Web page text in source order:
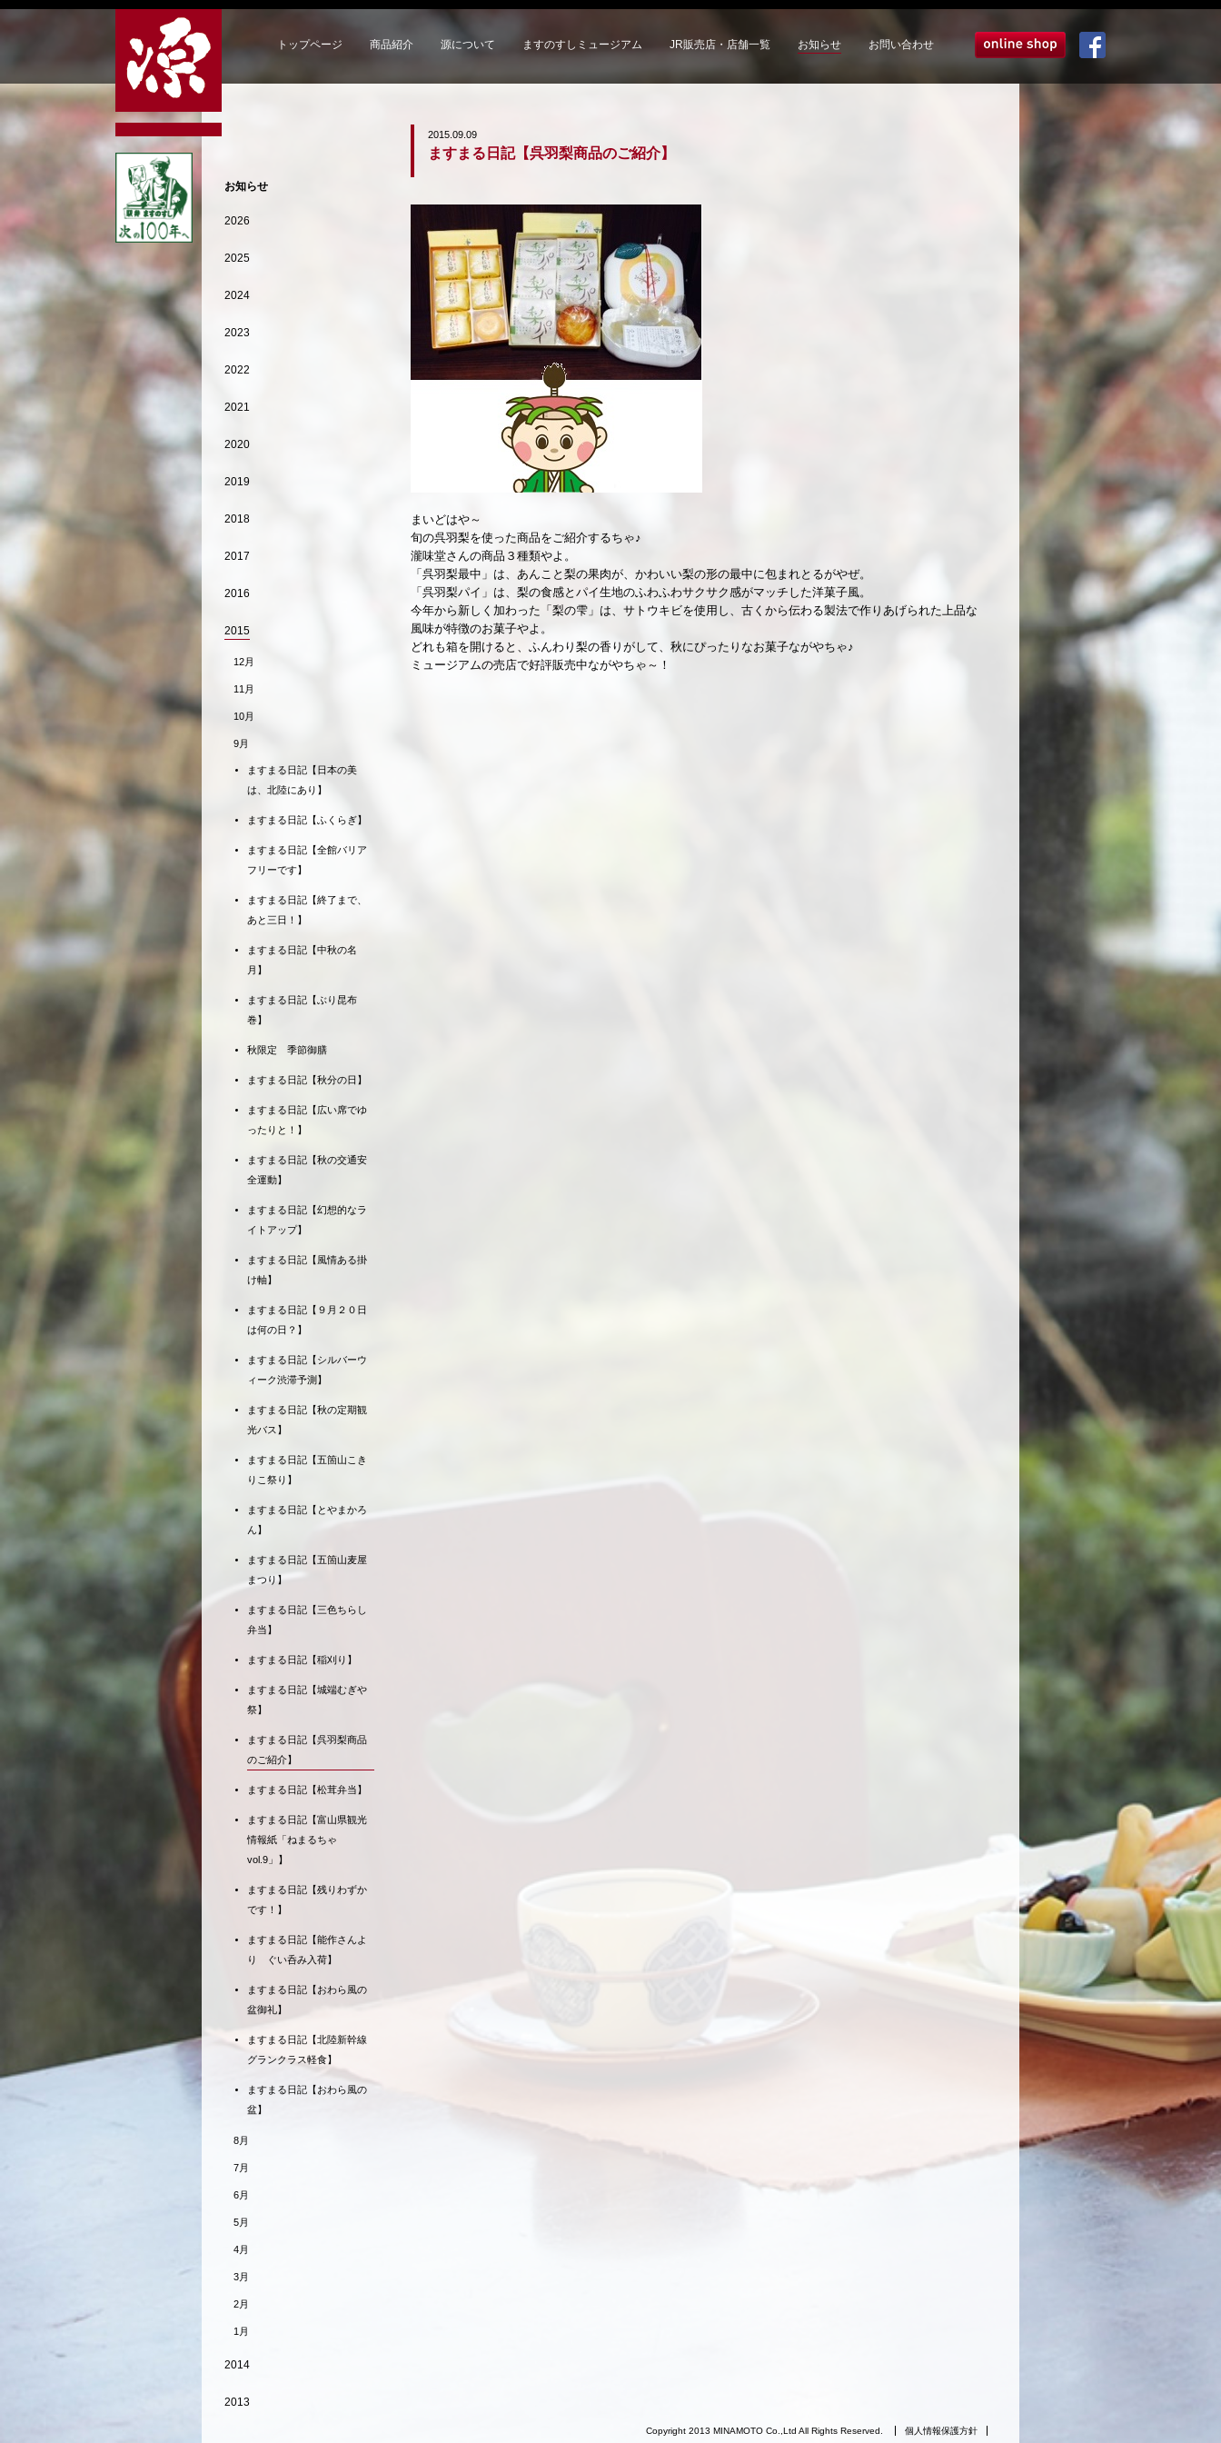
トップページ 商品紹介 源について ますのすしミュージアム JR販売店・店舗一覧 お知らせ お問い合わせ オンラインショップ
2015.09.09
ますまる日記【呉羽梨商品のご紹介】
まいどはや～
旬の呉羽梨を使った商品をご紹介するちゃ♪
瀧味堂さんの商品３種類やよ。
「呉羽梨最中」は、あんこと梨の果肉が、かわいい梨の形の最中に包まれとるがやぜ。
「呉羽梨パイ」は、梨の食感とパイ生地のふわふわサクサク感がマッチした洋菓子風。
今年から新しく加わった「梨の雫」は、サトウキビを使用し、古くから伝わる製法で作りあげられた上品な
風味が特徴のお菓子やよ。
どれも箱を開けると、ふんわり梨の香りがして、秋にぴったりなお菓子ながやちゃ♪
ミュージアムの売店で好評販売中ながやちゃ～！
お知らせ
2026
2025
2024
2023
2022
2021
2020
2019
2018
2017
2016
2015
12月
11月
10月
9月
ますまる日記【日本の美
は、北陸にあり】
ますまる日記【ふくらぎ】
ますまる日記【全館バリア
フリーです】
ますまる日記【終了まで、
あと三日！】
ますまる日記【中秋の名
月】
ますまる日記【ぶり昆布
巻】
秋限定 季節御膳
ますまる日記【秋分の日】
ますまる日記【広い席でゆ
ったりと！】
ますまる日記【秋の交通安
全運動】
ますまる日記【幻想的なラ
イトアップ】
ますまる日記【風情ある掛
け軸】
ますまる日記【９月２０日
は何の日？】
ますまる日記【シルバーウ
ィーク渋滞予測】
ますまる日記【秋の定期観
光バス】
ますまる日記【五箇山こき
りこ祭り】
ますまる日記【とやまかろ
ん】
ますまる日記【五箇山麦屋
まつり】
ますまる日記【三色ちらし
弁当】
ますまる日記【稲刈り】
ますまる日記【城端むぎや
祭】
ますまる日記【呉羽梨商品
のご紹介】
ますまる日記【松茸弁当】
ますまる日記【富山県観光
情報紙「ねまるちゃ
vol.9」】
ますまる日記【残りわずか
です！】
ますまる日記【能作さんよ
り ぐい呑み入荷】
ますまる日記【おわら風の
盆御礼】
ますまる日記【北陸新幹線
グランクラス軽食】
ますまる日記【おわら風の
盆】
8月
7月
6月
5月
4月
3月
2月
1月
2014
2013
Copyright 2013 MINAMOTO Co.,Ltd All Rights Reserved. 個人情報保護方針